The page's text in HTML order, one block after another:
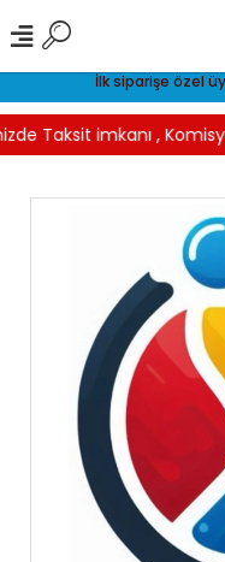
İlk siparişe özel
Taksit imkanı ,